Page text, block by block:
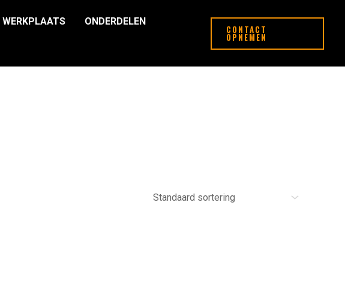
WERKPLAATS ONDERDELEN
CONTACT
OPNEMEN